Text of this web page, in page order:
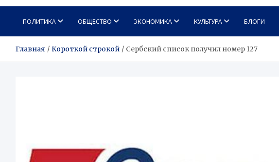
RuSerbia.com
О Сербии – по-русски
ПОЛИТИКА
ОБЩЕСТВО ЭКОНОМИКА КУЛЬТУРА БЛОГИ
Главная Короткой строкой Сербский список получил номер 127